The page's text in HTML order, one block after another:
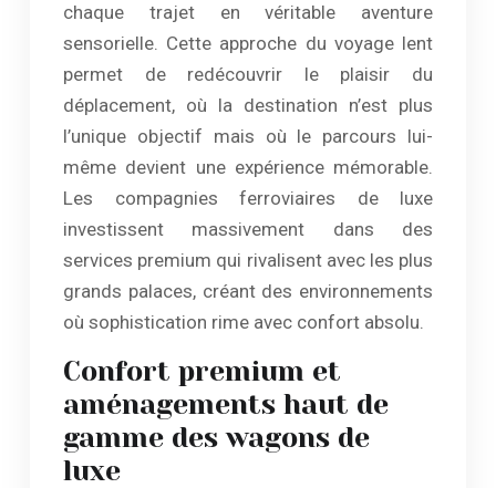
chaque trajet en véritable aventure
sensorielle. Cette approche du voyage lent
permet de redécouvrir le plaisir du
déplacement, où la destination n’est plus
l’unique objectif mais où le parcours lui-
même devient une expérience mémorable.
Les compagnies ferroviaires de luxe
investissent massivement dans des
services premium qui rivalisent avec les plus
grands palaces, créant des environnements
où sophistication rime avec confort absolu.
Confort premium et
aménagements haut de
gamme des wagons de
luxe